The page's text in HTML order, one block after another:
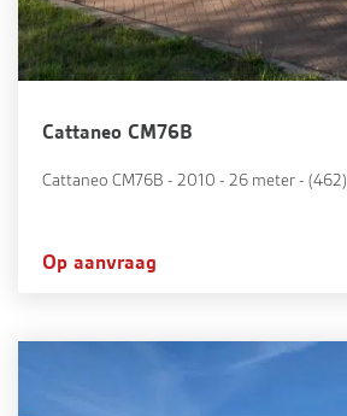
Cattaneo CM76B
Cattaneo CM76B - 2010 - 26 meter - (462)
Op aanvraag